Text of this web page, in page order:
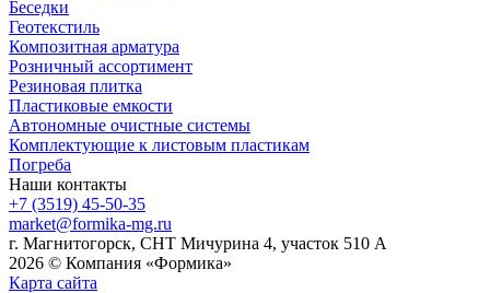
Беседки
Геотекстиль
Композитная арматура
Розничный ассортимент
Резиновая плитка
Пластиковые емкости
Автономные очистные системы
Комплектующие к листовым пластикам
Погреба
Наши контакты
+7 (3519) 45-50-35
market@formika-mg.ru
г. Магнитогорск, СНТ Мичурина 4, участок 510 А
2026 © Компания «Формика»
Карта сайта